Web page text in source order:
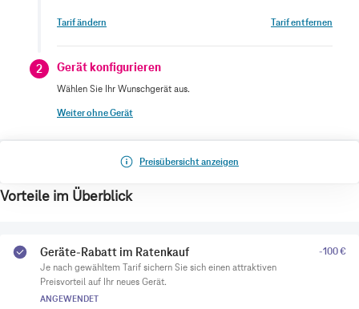
Tarif ändern Tarif entfernen
2 Gerät konfigurieren
Wählen Sie Ihr Wunschgerät aus.
Weiter ohne Gerät
Preisübersicht anzeigen
Vorteile im Überblick
Geräte-Rabatt im Ratenkauf
Je nach gewähltem Tarif sichern Sie sich einen attraktiven
Preisvorteil auf Ihr neues Gerät.
ANGEWENDET
-100 €